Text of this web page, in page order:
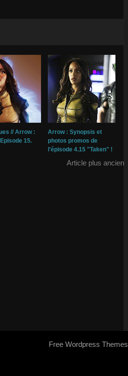
// Arrow :
15.
Arrow : Synopsis et
photos promos de
l'épisode 4.15 "Taken" !
Article plus ancien
Free Wordpress Themes